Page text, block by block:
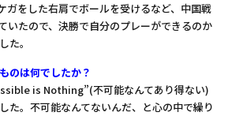
ガをした右肩でボールを受けるなど、中国戦
いたので、決勝で自分のプレーができるのか
た。
のは何でしたか？
is Nothing”(不可能なんてあり得ない)
た。不可能なんてないんだ、と心の中で繰り